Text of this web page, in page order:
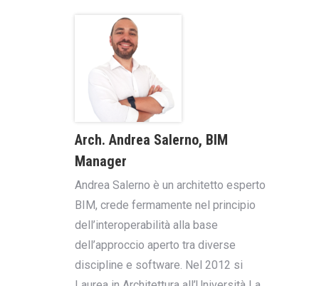
Arch. Andrea Salerno, BIM
Manager
Andrea Salerno è un architetto esperto
BIM, crede fermamente nel principio
dell’interoperabilità alla base
dell’approccio aperto tra diverse
discipline e software. Nel 2012 si